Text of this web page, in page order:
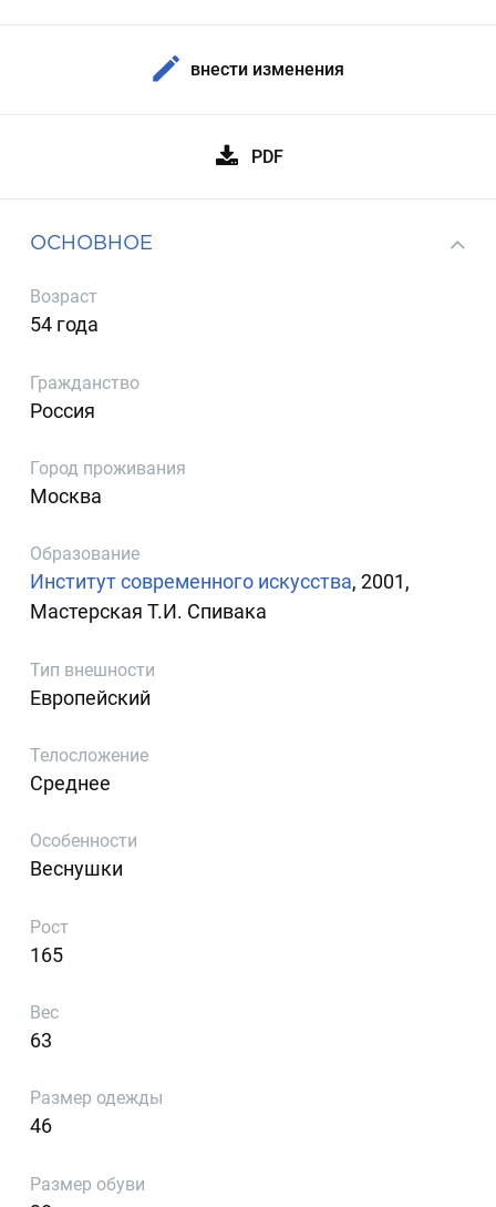
внести изменения
PDF
ОСНОВНОЕ
Возраст
54 года
Гражданство
Россия
Город проживания
Москва
Образование
Институт современного искусства, 2001,
Мастерская Т.И. Спивака
Тип внешности
Европейский
Телосложение
Среднее
Особенности
Веснушки
Рост
165
Вес
63
Размер одежды
46
Размер обуви